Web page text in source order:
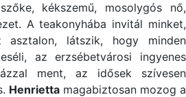
kékszemű, mosolygós nő,
A teakonyhába invitál minket,
látszik, hogy minden
az erzsébetvárosi ingyenes
ment, az idősek szívesen
Henrietta magabiztosan mozog a